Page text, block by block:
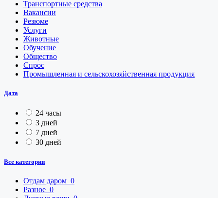
Транспортные средства
Вакансии
Резюме
Услуги
Животные
Обучение
Общество
Спрос
Промышленная и сельскохозяйственная продукция
Дата
24 часы
3 дней
7 дней
30 дней
Все категории
Отдам даром 0
Разное 0